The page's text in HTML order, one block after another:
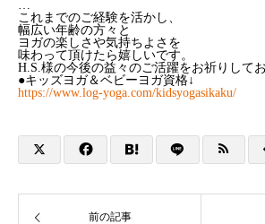
これまでのご経験を活かし、
幅広い年齢の方々と
ヨガの楽しさや気持ちよさを
味わって頂けたら嬉しいです。
H.S.様の今後の益々のご活躍をお祈りしてお
●キッズヨガ＆ベビーヨガ資格↓
https://www.log-yoga.com/kidsyogasikaku/
前の記事